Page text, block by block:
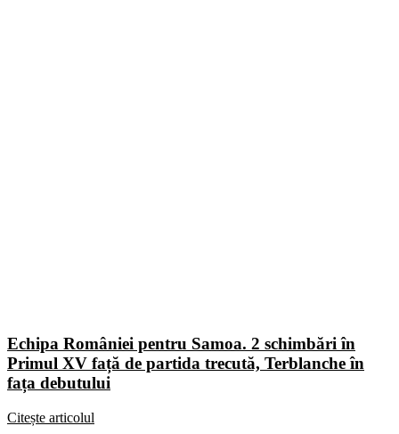
Echipa României pentru Samoa. 2 schimbări în
Primul XV față de partida trecută, Terblanche în
fața debutului
Citește articolul